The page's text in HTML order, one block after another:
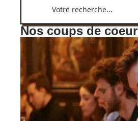
Nos coups de coeur